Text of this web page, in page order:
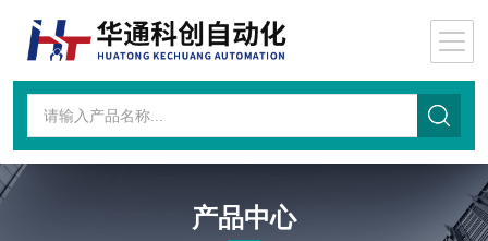
产品中心